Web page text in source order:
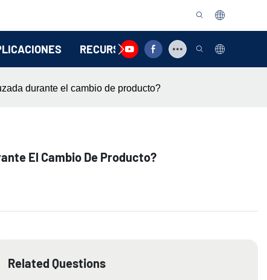
RECURSO CONTÁCTENOS
durante el cambio de producto?
El Cambio De Producto?
Related Questions